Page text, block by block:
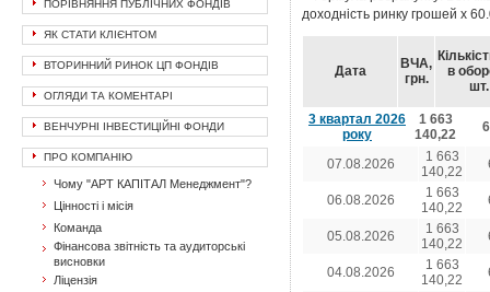
ПОРІВНЯННЯ ПУБЛІЧНИХ ФОНДІВ
ЯК СТАТИ КЛІЄНТОМ
ВТОРИННИЙ РИНОК ЦП ФОНДІВ
ОГЛЯДИ ТА КОМЕНТАРІ
ВЕНЧУРНІ ІНВЕСТИЦІЙНІ ФОНДИ
ПРО КОМПАНІЮ
Чому "АРТ КАПІТАЛ Менеджмент"?
Цінності і місія
Команда
Фінансова звітність та аудиторські
висновки
Ліцензія
доходність ринку грошей х
Дата
ВЧА,
грн.
в
шт.
3 квартал 2026
року
1 663
140,22
07.08.2026
1 663
140,22
06.08.2026
1 663
140,22
05.08.2026
1 663
140,22
04.08.2026
1 663
140,22